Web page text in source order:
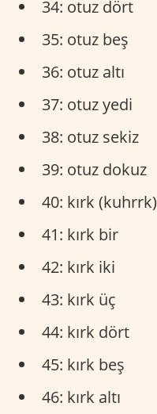
34: otuz dört
35: otuz beş
36: otuz altı
37: otuz yedi
38: otuz sekiz
39: otuz dokuz
40: kırk (kuhrrk)
41: kırk bir
42: kırk iki
43: kırk üç
44: kırk dört
45: kırk beş
46: kırk altı